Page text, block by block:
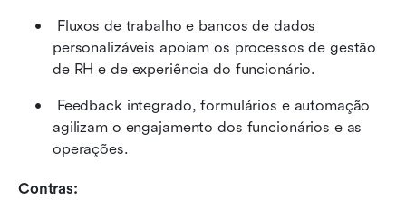
Fluxos de trabalho e bancos de dados
personalizáveis apoiam os processos de gestão
de RH e de experiência do funcionário.
Feedback integrado, formulários e automação
agilizam o engajamento dos funcionários e as
operações.
Contras: